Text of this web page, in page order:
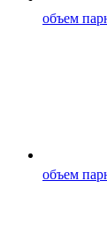
объем
объем